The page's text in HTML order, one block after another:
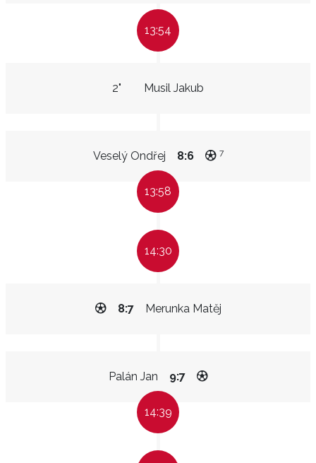
13:54
Musil Jakub
2"
Veselý Ondřej 8:6 7
13:58
14:30
Merunka Matěj
8:7
Palán Jan 9:7
14:39